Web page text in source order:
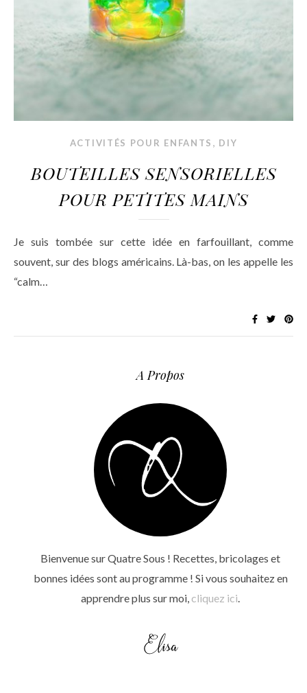
ACTIVITÉS POUR ENFANTS , DIY
BOUTEILLES SENSORIELLES
POUR PETITES MAINS
Je suis tombée sur cette idée en farfouillant, comme
souvent, sur des blogs américains. Là-bas, on les appelle les
“calm…
A Propos
Bienvenue sur Quatre Sous ! Recettes, bricolages et
bonnes idées sont au programme ! Si vous souhaitez en
apprendre plus sur moi, cliquez ici.